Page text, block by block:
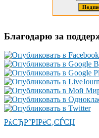
Благодарю за
РќСЂР°РІРёС‚СЃСЏ